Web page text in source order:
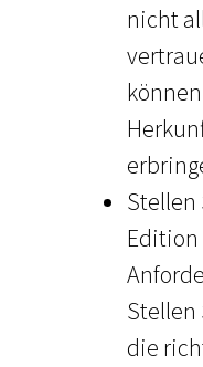
nicht
Stellen
Edition
Stellen
die